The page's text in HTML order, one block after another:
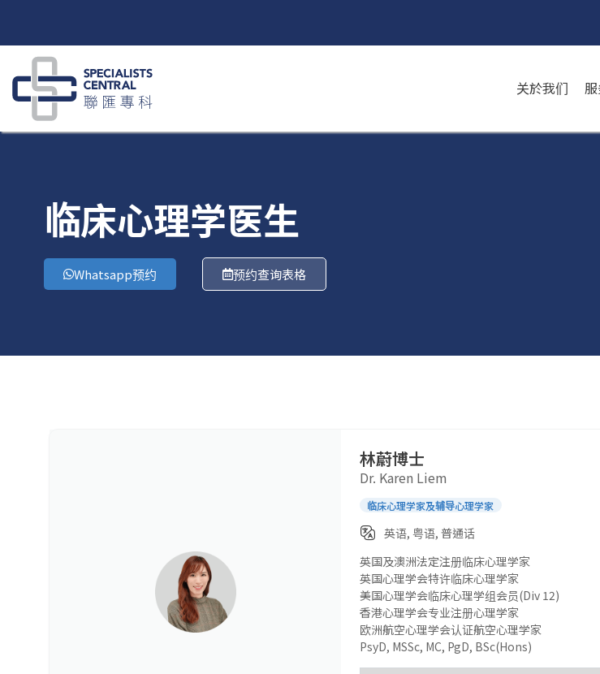
内
关於我们
临床心理学医生
Whatsapp预约 预约查询表格
林蔚博士
Dr. Karen Liem
临床心理学家及辅导心理学家
英语, 粤语, 普通话
英国及澳洲法定注册临床心理学家
英国心理学会特许临床心理学家
美国心理学会临床心理学组会员(Div 12)
香港心理学会专业注册心理学家
欧洲航空心理学会认证航空心理学家
PsyD, MSSc, MC, PgD, BSc(Hons)